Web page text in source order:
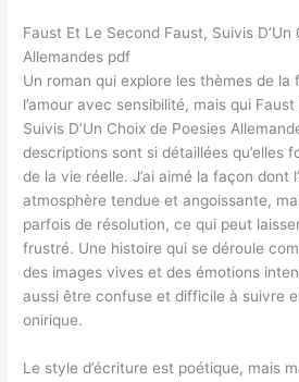
Faust Et Le Second Faust, Suivis D’Un
Allemandes pdf
Un roman qui explore les thèmes de la
l’amour avec sensibilité, mais qui
Suivis D’Un Choix de Poesies
descriptions sont si détaillées qu’elles
de la vie réelle. J’ai aimé la façon dont
atmosphère tendue et angoissante,
parfois de résolution, ce qui peut
frustré. Une histoire qui se déroule
des images vives et des émotions
aussi être confuse et difficile à suivre
onirique.
Le style d’écriture est poétique, mais